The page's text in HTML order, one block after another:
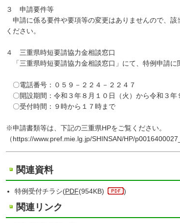
３ 申請要件等
申請に係る要件や要項等の変更はありませんので、
ください。
４ 三重県時短要請協力金相談窓口
「三重県時短要請協力金相談窓口」にて、特例申請に
〇電話番号：０５９－２２４－２２４７
〇開設期間：令和３年８月１０日（火）から令和３
〇受付時間：９時から１７時まで
※申請書類等は、下記の三重県HPをご覧ください。
（https://www.pref.mie.lg.jp/SHINSAN/HP/
関連資料
特例受付チラシ(PDF(954KB) )
関連リンク